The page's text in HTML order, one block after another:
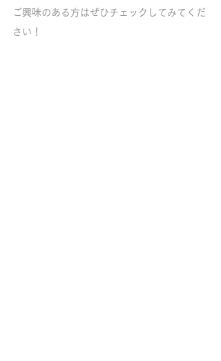
ご興味のある方はぜひチェックしてみてくだ
さい！